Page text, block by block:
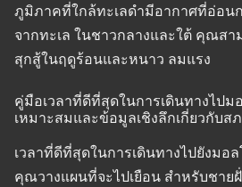
ภูมิภาคที่ใกล้ทะเลดำมีอากาศที่อ่อน
จากทะเล ในชาวกลางและใต้ คุณส
สุกสู้ในฤดูร้อนและหนาว ลมแรง
คู่มือเวลาที่ดีที่สุดในการเดินทางไปม
เหมาะสมและข้อมูลเชิงลึกเกี่ยวกับส
เวลาที่ดีที่สุดในการเดินทางไปยังม
คุณวางแผนที่จะไปเยือน สำหรับชาย